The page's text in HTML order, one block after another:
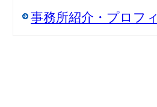
事務所紹介・プロフ